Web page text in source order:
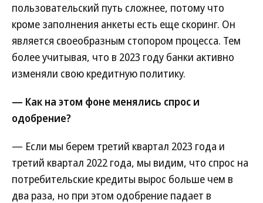
пользовательский путь сложнее, потому что
кроме заполнения анкеты есть еще скоринг. Он
является своеобразным стопором процесса. Тем
более учитывая, что в 2023 году банки активно
изменяли свою кредитную политику.
— Как на этом фоне менялись спрос и
одобрение?
— Если мы берем третий квартал 2023 года и
третий квартал 2022 года, мы видим, что спрос на
потребительские кредиты вырос больше чем в
два раза, но при этом одобрение падает в